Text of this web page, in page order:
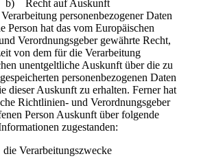
b) Recht auf Auskunft
personenbezogener Daten
Person hat das vom Europäischen
Verordnungsgeber gewährte Recht,
von dem für die Verarbeitung
unentgeltliche Auskunft über die zu
personenbezogenen Daten
dieser Auskunft zu erhalten. Ferner hat
Richtlinien- und Verordnungsgeber
Person Auskunft über folgende
zugestanden:
die Verarbeitungszwecke